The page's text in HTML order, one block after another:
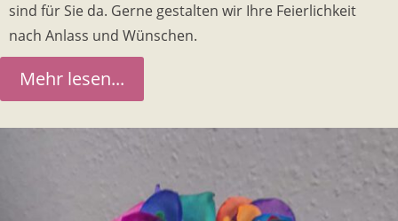
sind für Sie da. Gerne gestalten wir Ihre Feierlichkeit
nach Anlass und Wünschen.
Mehr lesen...